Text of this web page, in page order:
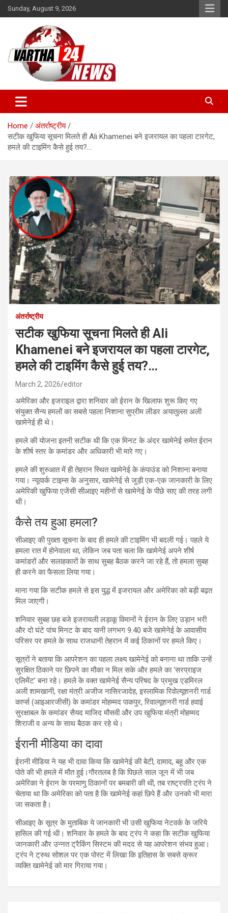
Skip
to
Sunday, August 9, 2026
Vartha 24
Home
अंतर्राष्ट्रीय
सटीक खुफिया सूचना मिलते ही Ali Khamenei बने इजरायल का पहला टारगेट,
हमले की टाइमिंग कैसे हुई तय?…
अंतर्राष्ट्रीय
सटीक खुफिया सूचना मिलते ही Ali
Khamenei बने इजरायल का पहला टारगेट,
हमले की टाइमिंग कैसे हुई तय?…
March 2, 2026 editor
अमेरिका और इजराइल द्वारा शनिवार को ईरान के खिलाफ शुरू किए गए
संयुक्त सैन्य हमलों का सबसे पहला निशाना सुप्रीम लीडर अयातुल्ला अली
खामेनेई ही थे।
हमले की योजना इतनी सटीक थी कि एक मिनट के अंदर खामेनेई समेत ईरान
के शीर्ष स्तर के कमांडर और अधिकारी भी मारे गए।
हमले की शुरुआत में ही तेहरान स्थित खामेनेई के कंपाउंड को निशाना बनाया
गया। न्यूयार्क टाइम्स के अनुसार, खामेनेई से जुड़ी एक-एक जानकारी के लिए
अमेरिकी खुफिया एजेंसी सीआइए महीनों से खामेनेई के पीछे साए की तरह लगी
थी।
कैसे तय हुआ हमला?
सीआइए की पुख्ता सूचना के बाद ही हमले की टाइमिंग भी बदली गई। पहले ये
हमला रात में होनेवाला था, लेकिन जब पता चला कि खामेनेई अपने शीर्ष
कमांडरों और सलाहकारों के साथ सुबह बैठक करने जा रहे हैं, तो हमला सुबह
ही करने का फैसला लिया गया।
माना गया कि सटीक हमले से इस युद्ध में इजरायल और अमेरिका को बड़ी बढ़त
मिल जाएगी।
शनिवार सुबह छह बजे इजरायली लड़ाकू विमानों ने ईरान के लिए उड़ान भरी
और दो घंटे पांच मिनट के बाद यानी लगभग 9.40 बजे खामेनेई के आवासीय
परिसर पर हमले के साथ राजधानी तेहरान में कई ठिकानों पर हमले किए।
सूत्रों ने बताया कि आपरेशन का पहला लक्ष्य खामेनेई को बनाना था ताकि उन्हें
सुरक्षित ठिकाने पर छिपने का मौका न मिल सके और हमले का ‘सरप्राइज
एलिमेंट’ बना रहे। हमले के वक्त खामेनेई सैन्य परिषद के प्रमुख एडमिरल
अली शामखानी, रक्षा मंत्री अजीज नासिरजादेह, इस्लामिक रिवोल्यूशनरी गार्ड
कार्प्स (आइआरजीसी) के कमांडर मोहम्मद पाकपुर, रिवाल्यूशनरी गार्ड हवाई
सुरक्षाबल के कमांडर सैयद माजिद मौसवी और उप खुफिया मंत्री मोहम्मद
शिराजी व अन्य के साथ बैठक कर रहे थे।
ईरानी मीडिया का दावा
ईरानी मीडिया ने यह भी दावा किया कि खामेनेई की बेटी, दामाद, बहू और एक
पोते की भी हमले में मौत हुई।गौरतलब है कि पिछले साल जून में भी जब
अमेरिका ने ईरान के परमाणु ठिकानों पर बमबारी की थी, तब राष्ट्रपति ट्रंप ने
चेताया था कि अमेरिका को पता है कि खामेनेई कहां छिपे हैं और उनको भी मारा
जा सकता है।
सीआइए के सूत्र के मुताबिक ये जानकारी भी उसी खुफिया नेटवर्क के जरिये
हासिल की गई थी। शनिवार के हमले के बाद ट्रंप ने कहा कि सटीक खुफिया
जानकारी और उन्नत ट्रैकिंग सिस्टम की मदद से यह आपरेशन संभव हुआ।
ट्रंप ने ट्रुथ सोशल पर एक पोस्ट में लिखा कि इतिहास के सबसे क्रूर
व्यक्ति खामेनेई को मार गिराया गया।